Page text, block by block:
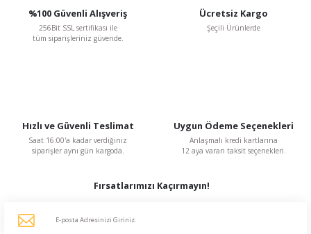
8.496,97 TL
%100 Güvenli Alışveriş
256Bit SSL sertifikası ile
tüm siparişleriniz güvende.
Ücretsiz Kargo
Şeçili Ürünlerde
Hızlı ve Güvenli Teslimat
Saat 16:00'a kadar verdiğiniz
siparişler aynı gün kargoda.
Uygun Ödeme Seçenekleri
Anlaşmalı kredi kartlarına
12 aya varan taksit seçenekleri.
Fırsatlarımızı Kaçırmayın!